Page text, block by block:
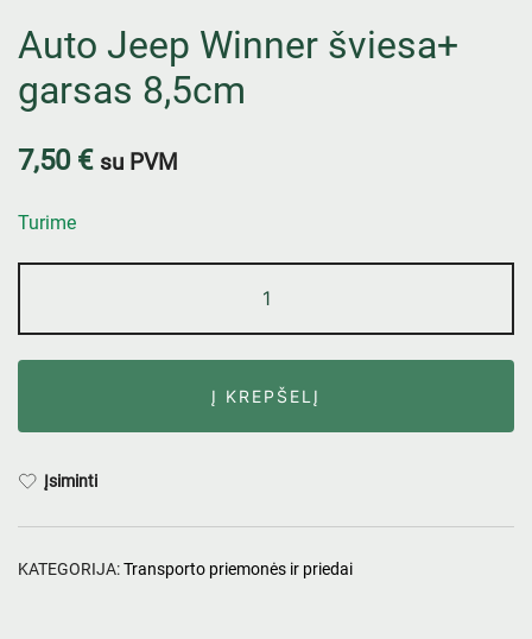
Auto Jeep Winner šviesa+
garsas 8,5cm
7,50 € su PVM
Turime
Į KREPŠELĮ
Įsiminti
KATEGORIJA:Transporto priemonės ir priedai